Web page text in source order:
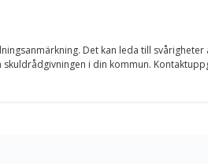
Det kan leda till
i din kommun.